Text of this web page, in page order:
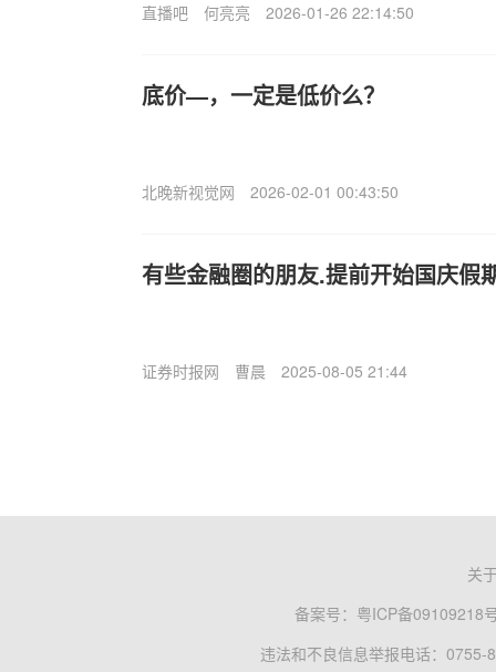
直播吧 何亮亮 2026-01-26 22:14:50
底价—，一定是低价么？
北晚新视觉网 2026-02-01 00:43:50
有些金融圈的朋友.提前开始国庆假
证券时报网 曹晨 2025-08-05 21:44
关
备案号： 粤ICP备09109218
违法和不良信息举报电话：0755-